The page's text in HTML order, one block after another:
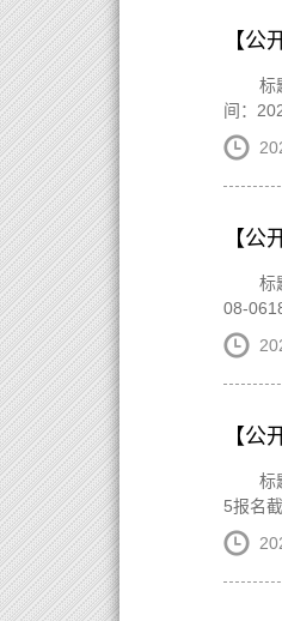
【
标
间：
【
标
08-
【
标
5报名